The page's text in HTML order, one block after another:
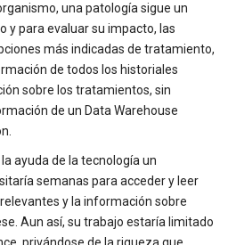
una patología sigue un
y para evaluar su impacto, las
más indicadas de tratamiento,
de todos los historiales
sobre los tratamientos, sin
de un Data Warehouse
ayuda de la tecnología un
semanas para acceder y leer
y la información sobre
Aun así, su trabajo estaría limitado